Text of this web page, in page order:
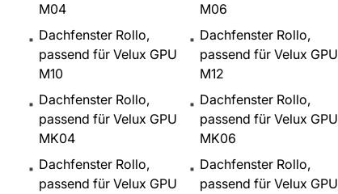
M04
M06
Dachfenster Rollo,
passend für Velux GPU
M10
Dachfenster Rollo,
passend für Velux GPU
M12
Dachfenster Rollo,
passend für Velux GPU
MK04
Dachfenster Rollo,
passend für Velux GPU
MK06
Dachfenster Rollo,
passend für Velux GPU
Dachfenster Rollo,
passend für Velux GPU